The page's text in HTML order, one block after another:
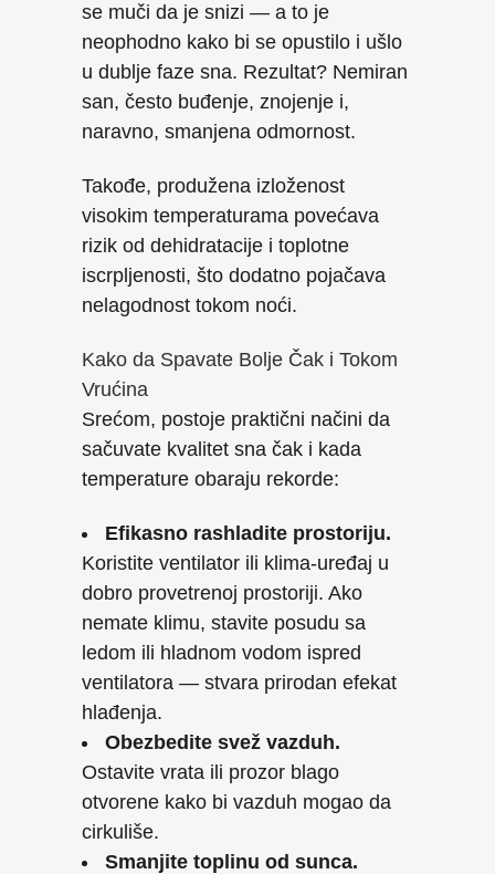
se muči da je snizi — a to je
neophodno kako bi se opustilo i ušlo
u dublje faze sna. Rezultat? Nemiran
san, često buđenje, znojenje i,
naravno, smanjena odmornost.
Takođe, produžena izloženost
visokim temperaturama povećava
rizik od dehidratacije i toplotne
iscrpljenosti, što dodatno pojačava
nelagodnost tokom noći.
Kako da Spavate Bolje Čak i Tokom
Vrućina
Srećom, postoje praktični načini da
sačuvate kvalitet sna čak i kada
temperature obaraju rekorde:
Efikasno rashladite prostoriju.
Koristite ventilator ili klima-uređaj u
dobro provetrenoj prostoriji. Ako
nemate klimu, stavite posudu sa
ledom ili hladnom vodom ispred
ventilatora — stvara prirodan efekat
hlađenja.
Obezbedite svež vazduh.
Ostavite vrata ili prozor blago
otvorene kako bi vazduh mogao da
cirkuliše.
Smanjite toplinu od sunca.